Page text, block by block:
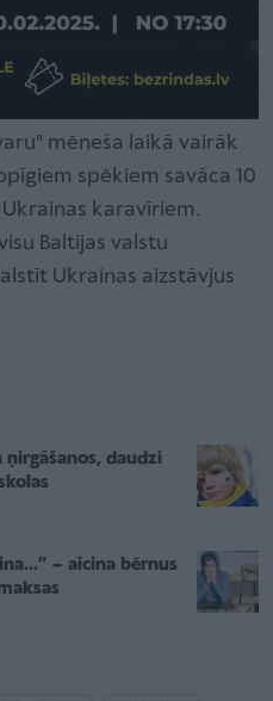
mēneša laikā vairāk
spēkiem savāca 10
karavīriem.
Baltijas valstu
Ukrainas aizstāvjus
daudzi
– aicina bērnus